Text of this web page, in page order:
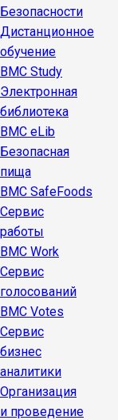
Безопасности
Дистанционное
обучение
BMC Study
Электронная
библиотека
BMC eLib
Безопасная
пища
BMC SafeFoods
Сервис
работы
BMC Work
Сервис
голосований
BMC Votes
Сервис
бизнес
аналитики
Организация
и проведение